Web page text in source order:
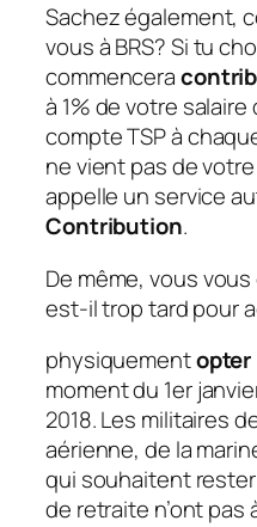
Sachez également,
vous à BRS? Si tu
commencera
à 1% de votre
compte TSP à
ne vient pas de votre
appelle un service
Contribution.
De même, vous
est-il trop tard pour
physiquementopter
moment du 1er
2018. Les militaires
aérienne, de la
qui souhaitent
de retraite n’ont pas